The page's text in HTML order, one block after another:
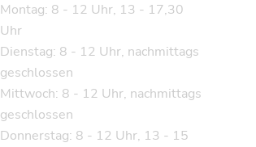
Montag: 8 - 12 Uhr, 13 - 17,30
Uhr
Dienstag: 8 - 12 Uhr, nachmittags
geschlossen
Mittwoch: 8 - 12 Uhr, nachmittags
geschlossen
Donnerstag: 8 - 12 Uhr, 13 - 15